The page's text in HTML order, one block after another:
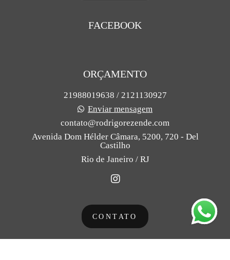
FACEBOOK
ORÇAMENTO
21988019638 / 2121130927
Enviar mensagem
contato@rodrigorezende.com
Avenida Dom Hélder Câmara, 5200, 720 - Del
Castilho
Rio de Janeiro / RJ
CONTATO